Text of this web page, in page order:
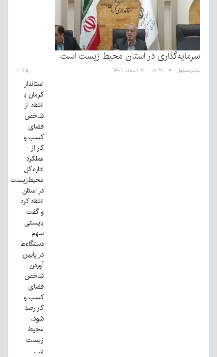
سرمایه‌گذاری در استان محیط زیست است
مدیرمسئول ۰۹:۲۰ - ۲۰ اسفند ۱۴۰۱
استاندار
کرمان با
انتقاد از
شاخص
فضای
کسب و
کار از
عملکرد
اداره کل
محیط‌زیست
در استان
انتقاد کرد
و گفت:
بایستی
سهم
دستگاه‌ها
در پایین
آوردن
شاخص
فضای
کسب و
کار رصد
شود،
محیط
زیست
با…